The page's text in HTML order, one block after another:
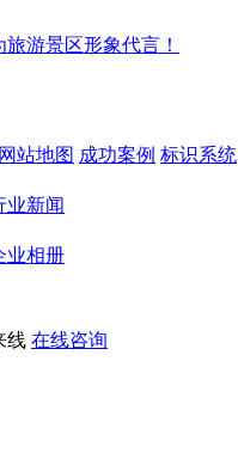
游景区形象代言！
网站地图 成功案例 标识系统
业新闻
业相册
线 在线咨询